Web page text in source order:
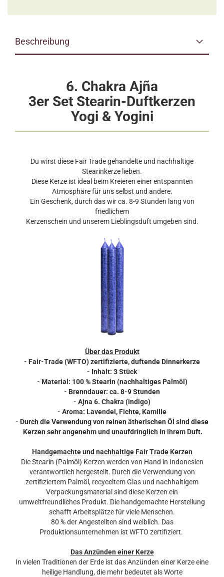
Beschreibung
6. Chakra Ajña
3er Set Stearin-Duftkerzen
Yogi & Yogini
Du wirst diese Fair Trade gehandelte und nachhaltige
Stearinkerze lieben.
Diese Kerze ist ideal beim Kreieren einer entspannten
Atmosphäre für uns selbst und andere.
Ein Geschenk, durch das wir ca. 8-9 Stunden lang von
friedlichem
Kerzenschein und unserem Lieblingsduft umgeben sind.
Über das Produkt
- Fair-Trade (WFTO) zertifizierte, duftende Dinnerkerze
- Inhalt: 3 Stück
- Material: 100 % Stearin (nachhaltiges Palmöl)
- Brenndauer: ca. 8-9 Stunden
- Ajna 6. Chakra (indigo)
- Aroma: Lavendel, Fichte, Kamille
- Durch die Verwendung von reinen ätherischen Öl sind diese
Kerzen sehr angenehm und unaufdringlich in ihrem Duft.
Handgemachte und nachhaltige Fair Trade Kerzen
Die Stearin (Palmöl) Kerzen werden von Hand in Indonesien
verantwortlich hergestellt. Durch die Verwendung von
zertifiziertem Palmöl, recyceltem Glas und nachhaltigem
Verpackungsmaterial sind diese Kerzen ein
umweltfreundliches Produkt. Die handgemachte Herstellung
schafft Arbeitsplätze für viele Menschen.
80 % der Angestellten sind weiblich. Das
Produktionsunternehmen ist WFTO zertifiziert.
Das Anzünden einer Kerze
In vielen Traditionen der Erde ist das Anzünden einer Kerze eine
heilige Handlung, die mehr bedeutet als Worte